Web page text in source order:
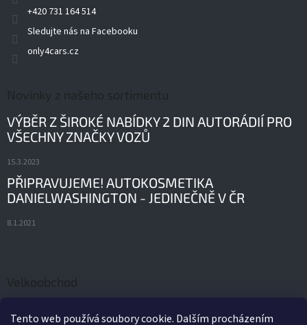
Tento web používá soubory cookie. Dalším procházením
+420 731 164 514
Sledujte nás na Facebooku
only4cars.cz
Novinky z našeho sortimentu
VÝBĚR Z ŠIROKÉ NABÍDKY 2 DIN AUTORÁDIÍ PRO
VŠECHNY ZNAČKY VOZŮ
15.3.2023
PŘIPRAVUJEME! AUTOKOSMETIKA
DANIELWASHINGTON - JEDINEČNĚ V ČR
8.1.2021
Velkoobchod